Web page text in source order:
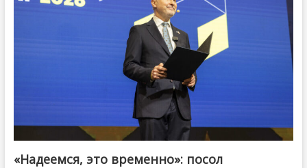
«Надеемся, это временно»: посол